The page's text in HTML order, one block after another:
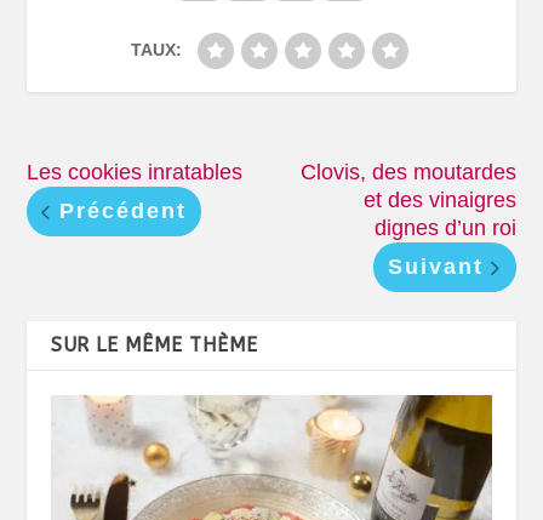
TAUX:
Les cookies inratables
Précédent
Clovis, des moutardes
et des vinaigres
dignes d’un roi
Suivant
SUR LE MÊME THÈME